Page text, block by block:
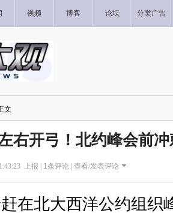
视频 博客 论坛 分类广告
文
右开弓！北约峰会前
上报 | 1条评论 | 查看/发表评论
在北大西洋公约组织